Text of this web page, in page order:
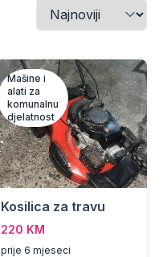
Mašine i
alati za
komunalnu
djelatnost
Kosilica za travu
220 KM
prije 6 mjeseci